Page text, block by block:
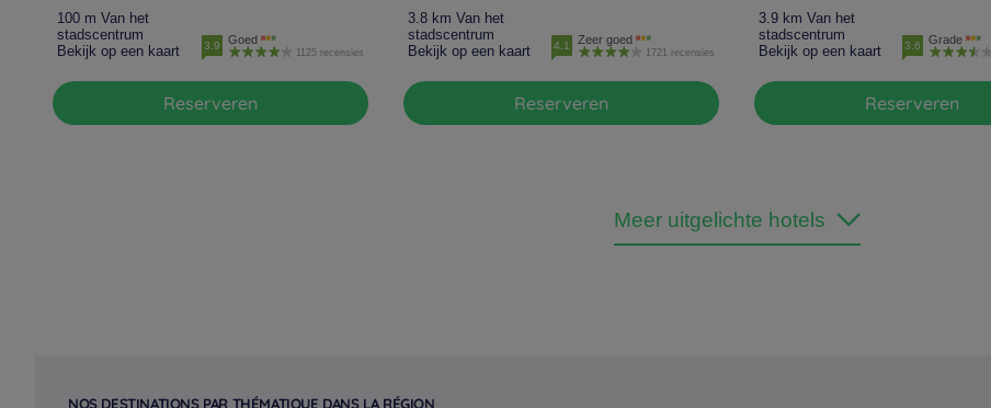
100 m Van het
stadscentrum
Bekijk op een kaart
3.9 Goed
1125 recensies
Reserveren
3.8 km Van het
stadscentrum
Bekijk op een kaart
4.1 Zeer goed
1721 recensies
Reserveren
3.9 km Van het
stadscentrum
Bekijk op een kaart
3.6 Grade
Reserveren
Meer uitgelichte hotels
NOS DESTINATIONS PAR THÉMATIQUE DANS LA RÉGION